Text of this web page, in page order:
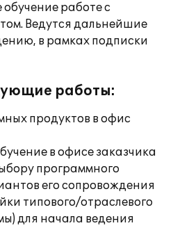
работе с
Ведутся дальнейшие
в рамках подписки
работы:
продуктов в офис
в офисе заказчика
программного
его сопровождения
типового/отраслевого
для начала ведения